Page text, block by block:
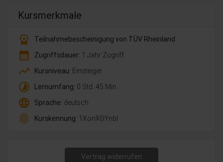
Kursmerkmale
workspace_premium
Teilnahmebescheinigung von TÜV Rheinland
calendar_month Zugriffsdauer: 1 Jahr Zugriff
trending_up Kursniveau: Einsteiger
timelapse Lernumfang: 0 Std. 45 Min.
language Sprache: deutsch
fingerprint Kurskennung: 1XonX0Ynbl
Vertrag widerrufen